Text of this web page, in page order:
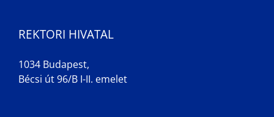
REKTORI HIVATAL
1034 Budapest,
Bécsi út 96/B I-II. emelet